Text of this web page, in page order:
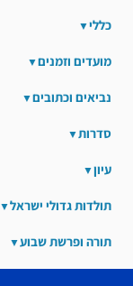
כללי
מועדים וזמנים
נביאים וכתובים
סדרות
עיון
תולדות גדולי ישראל
תורה ופרשת שבוע